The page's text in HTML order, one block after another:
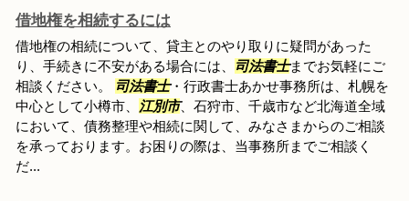
借地権を相続するには
借地権の相続について、貸主とのやり取りに疑問があった
り、手続きに不安がある場合には、
司法書士までお気軽にご
相談ください。
司法書士・行政書士あかせ事務所は、札幌を
中心として小樽市、
江別市、石狩市、千歳市など北海道全域
において、債務整理や相続に関して、みなさまからのご相談
を承っております。お困りの際は、当事務所までご相談く
だ...